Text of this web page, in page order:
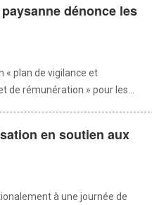
dénonce les
« plan de vigilance et
de rémunération » pour les...
en soutien aux
à une journée de